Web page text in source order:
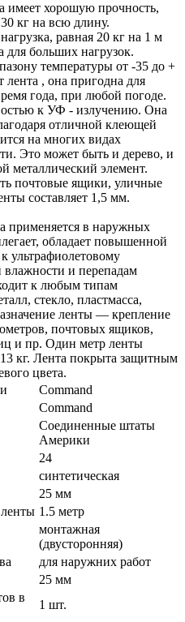
имеет хорошую прочность,
кг на всю длину.
равная 20 кг на 1 м
для больших нагрузок.
температуры от -35 до +
, она пригодна для
года, при любой погоде.
к УФ - излучению. Она
отличной клеющей
на многих видах
Это может быть и дерево, и
металлический элемент.
почтовые ящики, уличные
составляет 1,5 мм.
применяется в наружных
обладает повышенной
ультрафиолетовому
и перепадам
к любым типам
стекло, пластмасса,
ленты — крепление
почтовых ящиков,
и пр. Один метр ленты
кг. Лента покрыта защитным
цвета.
Command
Command
Соединенные штаты
Америки
24
синтетическая
25 мм
1.5 метр
монтажная
(двусторонняя)
для наружних работ
25 мм
в
1 шт.